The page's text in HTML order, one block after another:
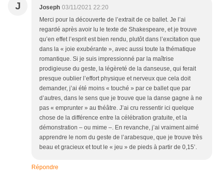
J Joseph 03/11/2021 22:20
Merci pour la découverte de l’extrait de ce ballet. Je l’ai
regardé après avoir lu le texte de Shakespeare, et je trouve
qu’en effet l’esprit est bien rendu, plutôt dans l’excitation que
dans la « joie exubérante », avec aussi toute la thématique
romantique. Si je suis impressionné par la maîtrise
prodigieuse du geste, la légèreté de la danseuse, qui ferait
presque oublier l’effort physique et nerveux que cela doit
demander, j’ai été moins « touché » par ce ballet que par
d’autres, dans le sens que je trouve que la danse gagne à ne
pas « emprunter » au théâtre. J’ai cru ressentir ici quelque
chose de la différence entre la célébration gratuite, et la
démonstration – ou mime –. En revanche, j’ai vraiment aimé
apprendre le nom du geste de l’arabesque, que je trouve très
beau et gracieux et tout le « jeu » de pieds à partir de 0,15’.
Répondre